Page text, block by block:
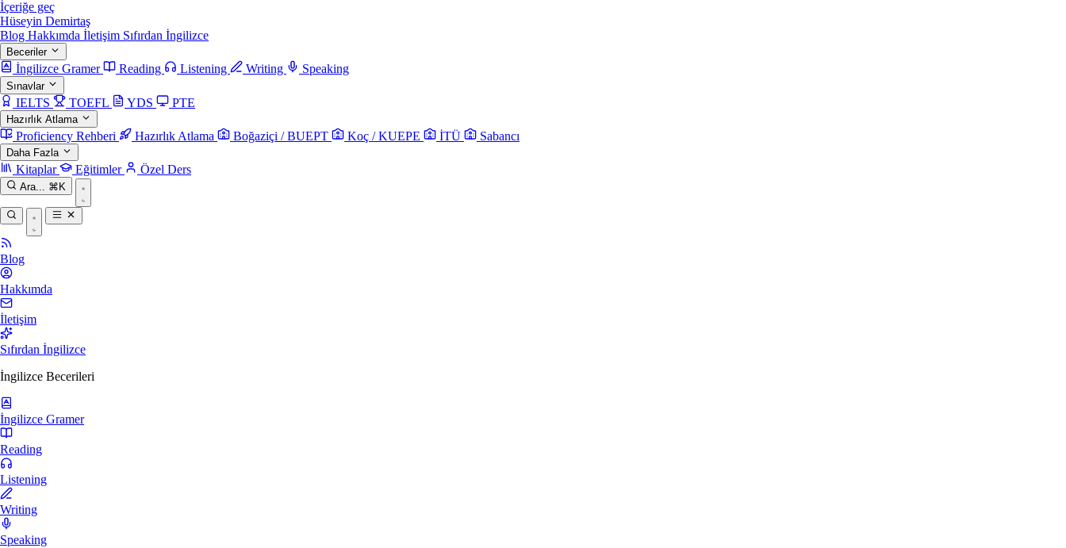
İçeriğe geç
Hüseyin Demirtaş
Blog Hakkımda İletişim Sıfırdan İngilizce
Beceriler
İngilizce Gramer Reading Listening Writing Speaking
Sınavlar
IELTS TOEFL YDS PTE
Hazırlık Atlama
Proficiency Rehberi Hazırlık Atlama Boğaziçi / BUEPT Koç / KUEPE İTÜ Sabancı
Daha Fazla
Kitaplar Eğitimler Özel Ders
Ara... ⌘K
Blog
Hakkımda
İletişim
Sıfırdan İngilizce
İngilizce Becerileri
İngilizce Gramer
Reading
Listening
Writing
Speaking